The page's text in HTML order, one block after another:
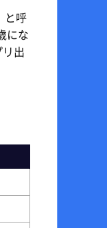
と呼
にな
リ出